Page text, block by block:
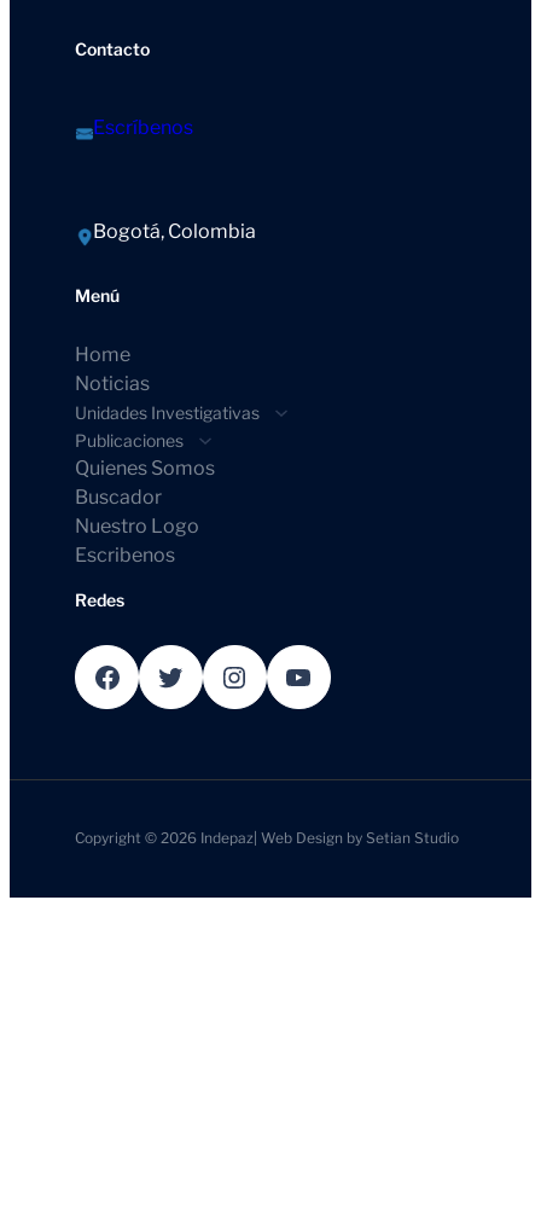
Contacto
Escríbenos
Bogotá, Colombia
Menú
Home
Noticias
Unidades Investigativas
Publicaciones
Quienes Somos
Buscador
Nuestro Logo
Escribenos
Redes
Facebook Twitter Instagram YouTube
Copyright © 2026 Indepaz |Web Design bySetian Studio